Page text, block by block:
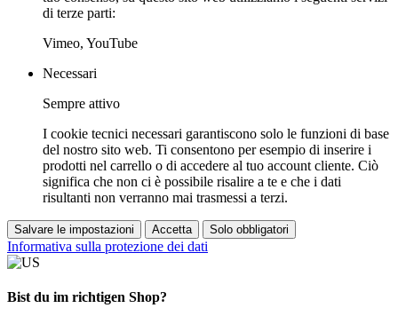
di terze parti:
Vimeo, YouTube
Necessari
Sempre attivo
I cookie tecnici necessari garantiscono solo le funzioni di base
del nostro sito web. Ti consentono per esempio di inserire i
prodotti nel carrello o di accedere al tuo account cliente. Ciò
significa che non ci è possibile risalire a te e che i dati
risultanti non verranno mai trasmessi a terzi.
Salvare le impostazioni Accetta Solo obbligatori
Informativa sulla protezione dei dati
Bist du im richtigen Shop?